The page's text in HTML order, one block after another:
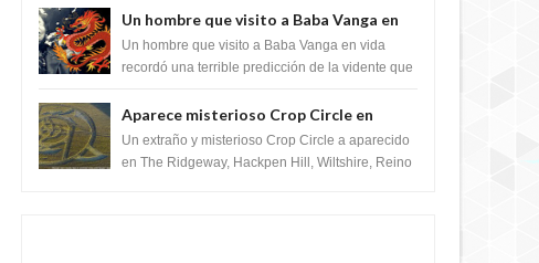
el ...
Un hombre que visito a Baba Vanga en
vida recordó la terrible predicción de la
vidente para febrero de 2022.
Un hombre que visito a Baba Vanga en vida
recordó una terrible predicción de la vidente que
pron...
Aparece misterioso Crop Circle en
Reino Unido 23 de junio 2016
Un extraño y misterioso Crop Circle a aparecido
en The Ridgeway, Hackpen Hill, Wiltshire, Reino